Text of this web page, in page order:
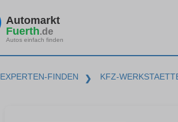
Automarkt
Fuerth.de
Autos einfach finden
EXPERTEN-FINDEN ❯ KFZ-